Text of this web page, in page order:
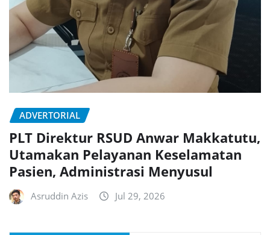
ADVERTORIAL
PLT Direktur RSUD Anwar Makkatutu,
Utamakan Pelayanan Keselamatan
Pasien, Administrasi Menyusul
Asruddin Azis Jul 29, 2026